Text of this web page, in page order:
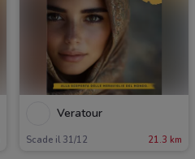
Veratour
Scade il 31/12 21.3 km